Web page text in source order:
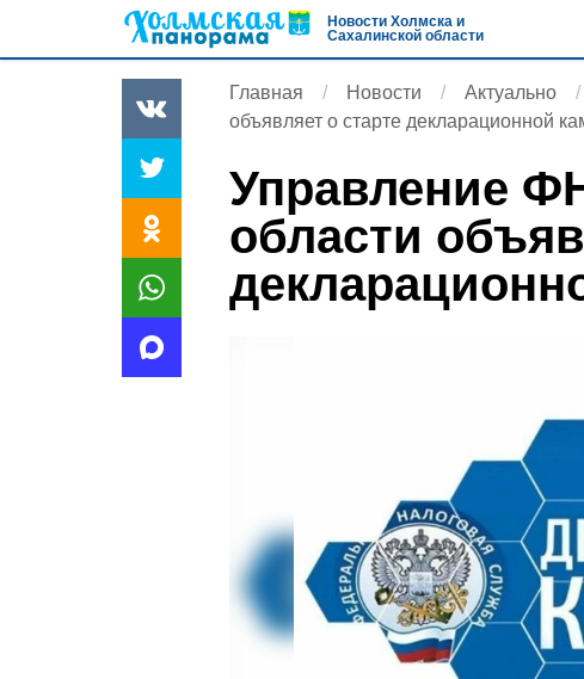
Новости Холмска и
Сахалинской области
Главная Новости Актуально
объявляет о старте декларационной
Управление
области